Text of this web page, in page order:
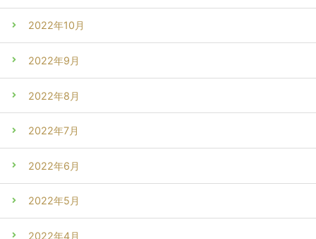
2022年10月
2022年9月
2022年8月
2022年7月
2022年6月
2022年5月
2022年4月